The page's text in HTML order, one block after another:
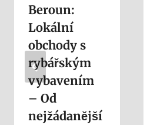
Beroun:
Lokální
obchody s
rybářským
vybavením
– Od
nejžádanější